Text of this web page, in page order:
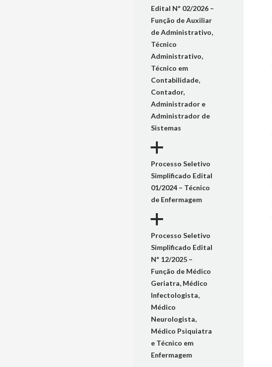
Edital Nº 02/2026 –
Função de Auxiliar
de Administrativo,
Técnico
Administrativo,
Técnico em
Contabilidade,
Contador,
Administrador e
Administrador de
Sistemas
a
Processo Seletivo
Simplificado Edital
01/2024 – Técnico
de Enfermagem
a
Processo Seletivo
Simplificado Edital
Nº 12/2025 –
Função de Médico
Geriatra, Médico
Infectologista,
Médico
Neurologista,
Médico Psiquiatra
e Técnico em
Enfermagem